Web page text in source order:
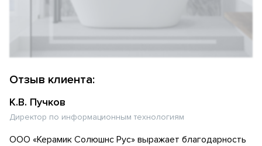
Отзыв клиента:
К.В. Пучков
Директор по информационным технологиям
ООО «Керамик Солюшнс Рус» выражает благодарность